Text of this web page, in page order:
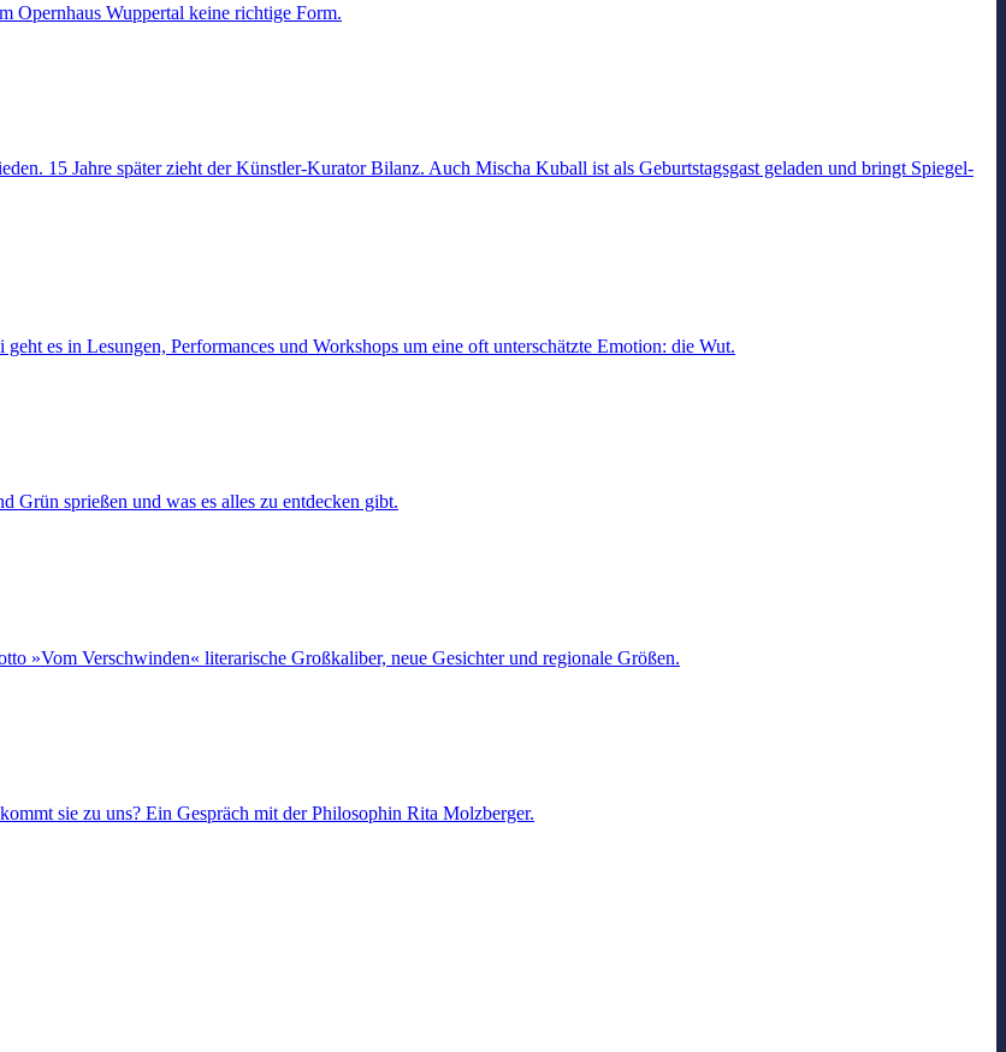
Opernhaus Wuppertal keine richtige Form.
15 Jahre später zieht der Künstler-Kurator Bilanz. Auch Mischa Kuball ist als Geburtstagsgast geladen und bringt Spiegel-
es in Lesungen, Performances und Workshops um eine oft unterschätzte Emotion: die Wut.
sprießen und was es alles zu entdecken gibt.
»Vom Verschwinden« literarische Großkaliber, neue Gesichter und regionale Größen.
sie zu uns? Ein Gespräch mit der Philosophin Rita Molzberger.